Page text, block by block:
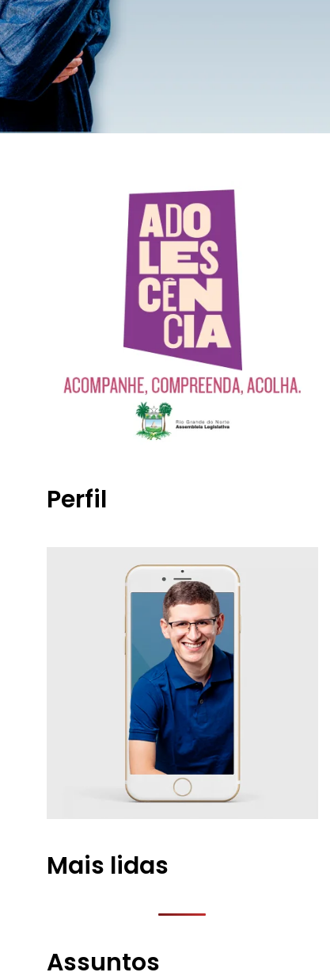
Perfil
Mais lidas
Assuntos